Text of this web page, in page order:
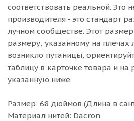
соответствовать реальной. Это
производителя - это стандарт
лучном сообществе. Этот размер
размеру, указанному на плечах
возникло путаницы,
таблицу в карточке товара и на
указанную ниже.
Размер: 68 дюймов (Длина в
Материал нитей: Dacron